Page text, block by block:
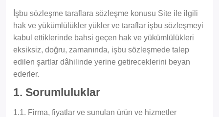
İşbu sözleşme taraflara sözleşme konusu Site ile ilgili
hak ve yükümlülükler yükler ve taraflar işbu sözleşmeyi
kabul ettiklerinde bahsi geçen hak ve yükümlülükleri
eksiksiz, doğru, zamanında, işbu sözleşmede talep
edilen şartlar dâhilinde yerine getireceklerini beyan
ederler.
1. Sorumluluklar
1.1. Firma, fiyatlar ve sunulan ürün ve hizmetler